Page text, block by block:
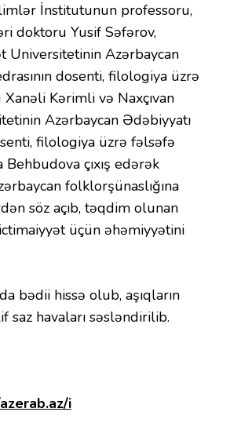
İnstitutunun professoru,
doktoru Yusif Səfərov,
Universitetinin Azərbaycan
dosenti, filologiya üzrə
Kərimli və Naxçıvan
Azərbaycan Ədəbiyyatı
filologiya üzrə fəlsəfə
çıxış edərək
folklorşünaslığına
söz açıb, təqdim olunan
üçün əhəmiyyətini
bədii hissə olub, aşıqların
saz havaları səsləndirilib.
i